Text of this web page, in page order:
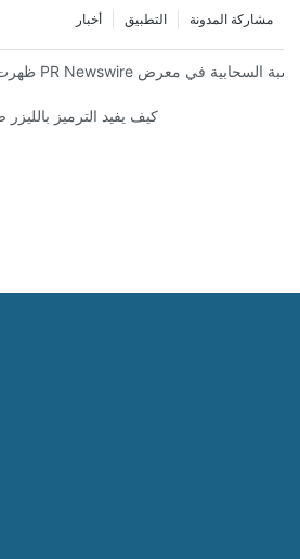
مشاركة المدونة التطبيق أخبار
كيف يفيد الترميز